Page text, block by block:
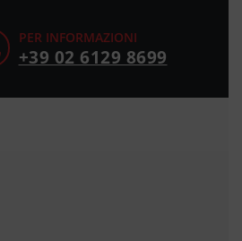
PER INFORMAZIONI
+39 02 6129 8699